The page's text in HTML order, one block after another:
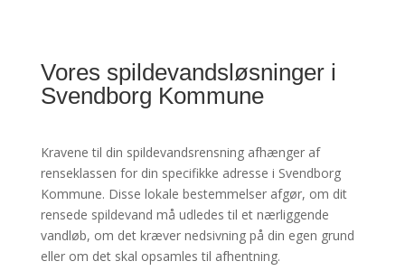
Vores spildevandsløsninger i
Svendborg Kommune
Kravene til din spildevandsrensning afhænger af
renseklassen for din specifikke adresse i Svendborg
Kommune. Disse lokale bestemmelser afgør, om dit
rensede spildevand må udledes til et nærliggende
vandløb, om det kræver nedsivning på din egen grund
eller om det skal opsamles til afhentning.